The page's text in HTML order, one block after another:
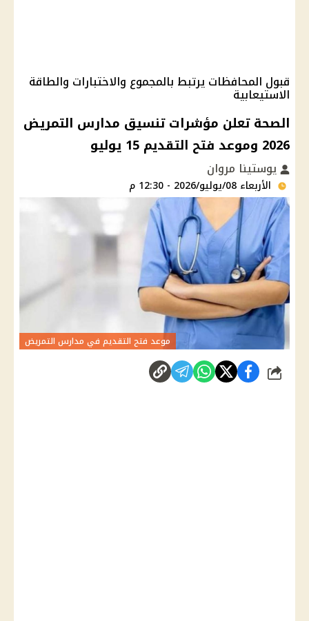
قبول المحافظات يرتبط بالمجموع والاختبارات والطاقة
الاستيعابية
الصحة تعلن مؤشرات تنسيق مدارس التمريض
2026 وموعد فتح التقديم 15 يوليو
يوستينا مروان
الأربعاء 08/يوليو/2026 - 12:30 م
موعد فتح التقديم في مدارس التمريض
شارك